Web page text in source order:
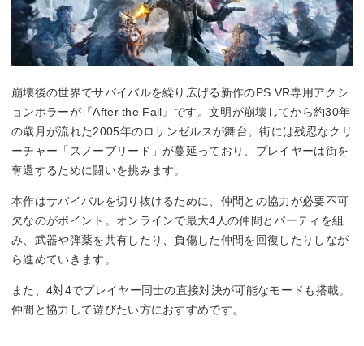
崩壊後の世界でサバイバルを繰り広げる新作のPS VR専用アクシ
ョンホラーが『After the Fall』です。文明が崩壊してから約30年
の歳月が流れた2005年のロサンゼルスが舞台。街には残忍なクリ
ーチャー「スノーブリード」が蔓延っており、プレイヤーは街を
奪還するために闘いを挑みます。
本作はサバイバルを切り抜けるために、仲間との協力が必要不可
欠なのがポイント。オンラインで最大4人の仲間とパーティを組
み、武器や弾薬を共有したり、負傷した仲間を回復したりしなが
ら進めていきます。
また、4対4でプレイヤー同士の直接対決が可能なモードも搭載。
仲間と協力して遊びたい方におすすめです。